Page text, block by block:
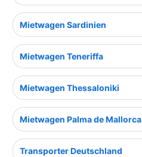
Mietwagen Sardinien
Mietwagen Teneriffa
Mietwagen Thessaloniki
Mietwagen Palma de Mallorca
Transporter Deutschland